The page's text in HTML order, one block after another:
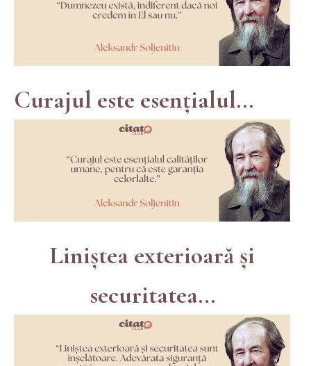
Curajul este esențialul...
Liniștea exterioară și
securitatea...